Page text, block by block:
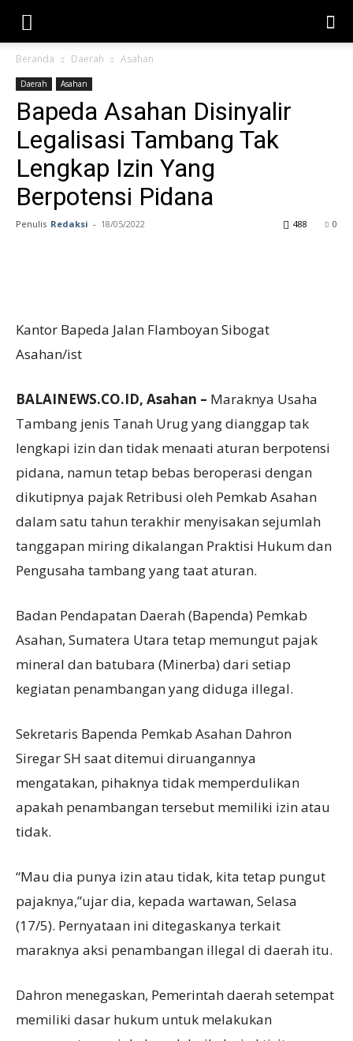
Beranda Daerah Asahan
Daerah Asahan
Bapeda Asahan Disinyalir
Legalisasi Tambang Tak
Lengkap Izin Yang
Berpotensi Pidana
Penulis Redaksi - 18/05/2022 0
488
Kantor Bapeda Jalan Flamboyan Sibogat
Asahan/ist
BALAINEWS.CO.ID, Asahan – Maraknya Usaha
Tambang jenis Tanah Urug yang dianggap tak
lengkapi izin dan tidak menaati aturan berpotensi
pidana, namun tetap bebas beroperasi dengan
dikutipnya pajak Retribusi oleh Pemkab Asahan
dalam satu tahun terakhir menyisakan sejumlah
tanggapan miring dikalangan Praktisi Hukum dan
Pengusaha tambang yang taat aturan.
Badan Pendapatan Daerah (Bapenda) Pemkab
Asahan, Sumatera Utara tetap memungut pajak
mineral dan batubara (Minerba) dari setiap
kegiatan penambangan yang diduga illegal.
Sekretaris Bapenda Pemkab Asahan Dahron
Siregar SH saat ditemui diruangannya
mengatakan, pihaknya tidak memperdulikan
apakah penambangan tersebut memiliki izin atau
tidak.
“Mau dia punya izin atau tidak, kita tetap pungut
pajaknya,”ujar dia, kepada wartawan, Selasa
(17/5). Pernyataan ini ditegaskanya terkait
maraknya aksi penambangan illegal di daerah itu.
Dahron menegaskan, Pemerintah daerah setempat
memiliki dasar hukum untuk melakukan